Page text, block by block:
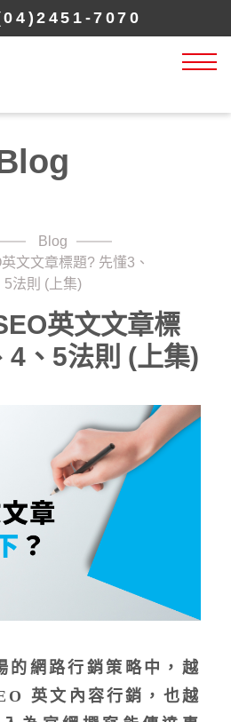
7070
Blog
文文章標題? 先懂3、
5法則 (上集)
英文文章標
4、5法則 (上集)
的網路行銷策略中，越
英文內容行銷，也越